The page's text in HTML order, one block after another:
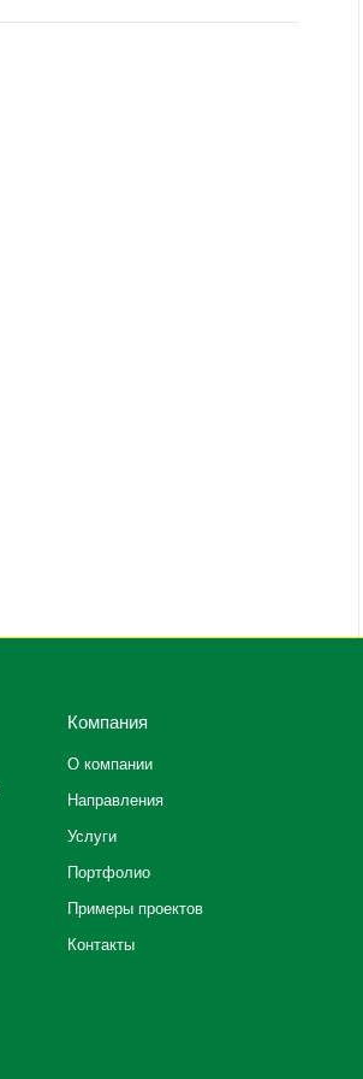
Компания
О компании
Направления
Услуги
Портфолио
Примеры проектов
Контакты